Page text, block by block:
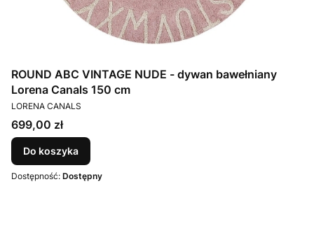
ROUND ABC VINTAGE NUDE - dywan bawełniany
Lorena Canals 150 cm
PRODUCENT
LORENA CANALS
Cena
699,00 zł
Do koszyka
Dostępność: Dostępny